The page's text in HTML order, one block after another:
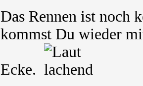
Das Rennen ist noch
kommst Du wieder
Ecke.